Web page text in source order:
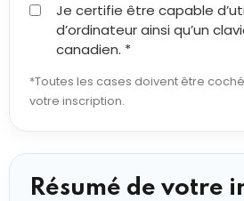
Je certifie être capable
d’ordinateur ainsi qu’un
canadien. *
*Toutes les cases doivent être
votre inscription.
Résumé de votre